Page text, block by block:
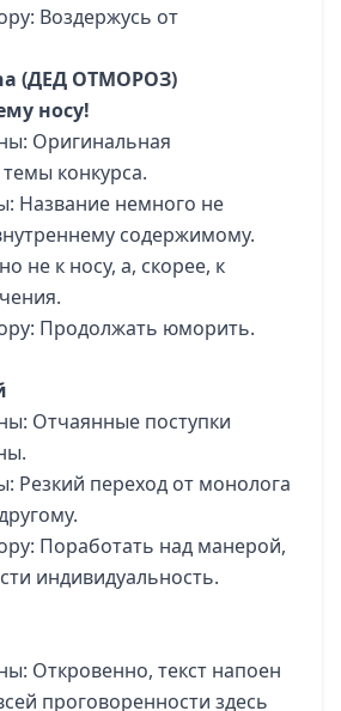
Воздержусь от
(ДЕД ОТМОРОЗ)
носу!
Оригинальная
конкурса.
Название немного не
содержимому.
не к носу, а, скорее, к
Продолжать юморить.
Отчаянные поступки
Резкий переход от монолога
Поработать над манерой,
индивидуальность.
Откровенно, текст напоен
проговоренности здесь